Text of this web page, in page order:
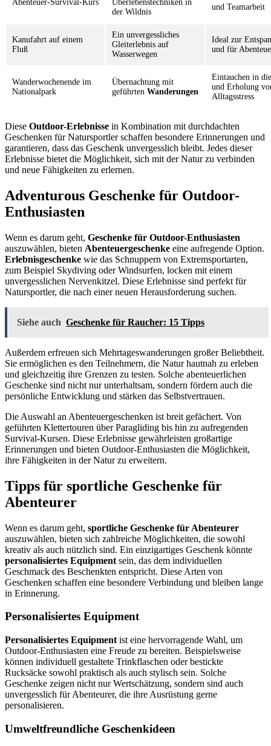
Abenteuer-Survival-Kurs
Überlebenstechniken in
der Wildnis
und Teamarbeit
Kanufahrt auf einem
Fluß
Ein unvergessliches
Gleiterlebnis auf
Wasserwegen
Ideal zur
und für
Wanderwochenende im
Nationalpark
Übernachtung mit
geführten Wanderungen
Eintauchen in
und Erholung
Alltagsstress
Diese Outdoor-Erlebnisse in Kombination mit durchdachten
Geschenken für Natursportler schaffen besondere Erinnerungen und
garantieren, dass das Geschenk unvergesslich bleibt. Jedes dieser
Erlebnisse bietet die Möglichkeit, sich mit der Natur zu verbinden
und neue Fähigkeiten zu erlernen.
Adventurous Geschenke für Outdoor-
Enthusiasten
Wenn es darum geht, Geschenke für Outdoor-Enthusiasten
auszuwählen, bieten Abenteuergeschenke eine aufregende Option.
Erlebnisgeschenke wie das Schnuppern von Extremsportarten,
zum Beispiel Skydiving oder Windsurfen, locken mit einem
unvergesslichen Nervenkitzel. Diese Erlebnisse sind perfekt für
Natursportler, die nach einer neuen Herausforderung suchen.
Siehe auch Geschenke für Raucher: 15 Tipps
Außerdem erfreuen sich Mehrtageswanderungen großer Beliebtheit.
Sie ermöglichen es den Teilnehmern, die Natur hautnah zu erleben
und gleichzeitig ihre Grenzen zu testen. Solche abenteuerlichen
Geschenke sind nicht nur unterhaltsam, sondern fördern auch die
persönliche Entwicklung und stärken das Selbstvertrauen.
Die Auswahl an Abenteuergeschenken ist breit gefächert. Von
geführten Klettertouren über Paragliding bis hin zu aufregenden
Survival-Kursen. Diese Erlebnisse gewährleisten großartige
Erinnerungen und bieten Outdoor-Enthusiasten die Möglichkeit,
ihre Fähigkeiten in der Natur zu erweitern.
Tipps für sportliche Geschenke für
Abenteurer
Wenn es darum geht, sportliche Geschenke für Abenteurer
auszuwählen, bieten sich zahlreiche Möglichkeiten, die sowohl
kreativ als auch nützlich sind. Ein einzigartiges Geschenk könnte
personalisiertes Equipment sein, das dem individuellen
Geschmack des Beschenkten entspricht. Diese Arten von
Geschenken schaffen eine besondere Verbindung und bleiben lange
in Erinnerung.
Personalisiertes Equipment
Personalisiertes Equipment ist eine hervorragende Wahl, um
Outdoor-Enthusiasten eine Freude zu bereiten. Beispielsweise
können individuell gestaltete Trinkflaschen oder bestickte
Rucksäcke sowohl praktisch als auch stylisch sein. Solche
Geschenke zeigen nicht nur Wertschätzung, sondern sind auch
unvergesslich für Abenteurer, die ihre Ausrüstung gerne
personalisieren.
Umweltfreundliche Geschenkideen